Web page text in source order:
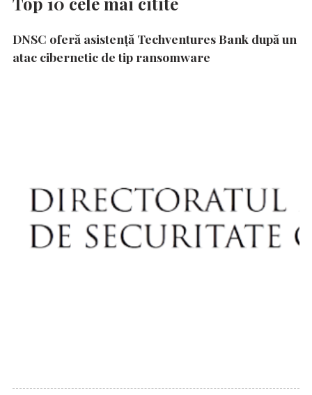
DNSC oferă asistență Techventures Bank după un
atac cibernetic de tip ransomware